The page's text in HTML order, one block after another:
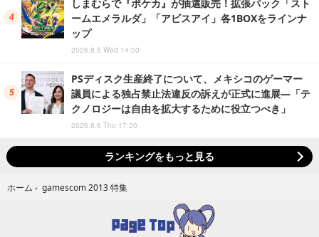
しまむらで『ポケカ』が抽選販売！拡張パック「スト
ームエメラルダ」「アビスアイ」各1BOXをラインナ
ップ
2026.8.5 Wed 14:00
PSディスク生産終了について、メキシコのゲーマー
議員による独占禁止法違反の訴えが正式に進展―「テ
クノロジーは自由を拡大するために役立つべき」
2026.8.6 Thu 17:20
ランキングをもっと見る
ホーム › gamescom 2013 特集